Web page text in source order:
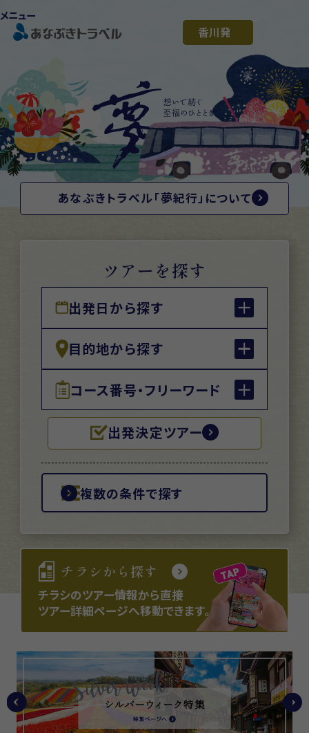
メニュー
あなぶきトラベル「夢紀行」について
チラシから探す
チラシのツアー情報から直接
ツアー詳細ページへ移動できます。
ツアーを探す
出発日から探す
目的地から探す
コース番号・フリーワード
出発決定ツアー
複数の条件で探す